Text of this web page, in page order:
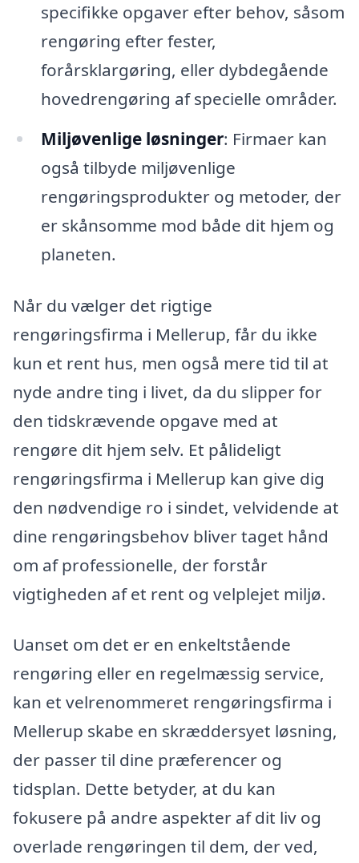
specifikke opgaver efter behov, såsom
rengøring efter fester,
forårsklargøring, eller dybdegående
hovedrengøring af specielle områder.
Miljøvenlige løsninger: Firmaer kan
også tilbyde miljøvenlige
rengøringsprodukter og metoder, der
er skånsomme mod både dit hjem og
planeten.
Når du vælger det rigtige
rengøringsfirma i Mellerup, får du ikke
kun et rent hus, men også mere tid til at
nyde andre ting i livet, da du slipper for
den tidskrævende opgave med at
rengøre dit hjem selv. Et pålideligt
rengøringsfirma i Mellerup kan give dig
den nødvendige ro i sindet, velvidende at
dine rengøringsbehov bliver taget hånd
om af professionelle, der forstår
vigtigheden af et rent og velplejet miljø.
Uanset om det er en enkeltstående
rengøring eller en regelmæssig service,
kan et velrenommeret rengøringsfirma i
Mellerup skabe en skræddersyet løsning,
der passer til dine præferencer og
tidsplan. Dette betyder, at du kan
fokusere på andre aspekter af dit liv og
overlade rengøringen til dem, der ved,